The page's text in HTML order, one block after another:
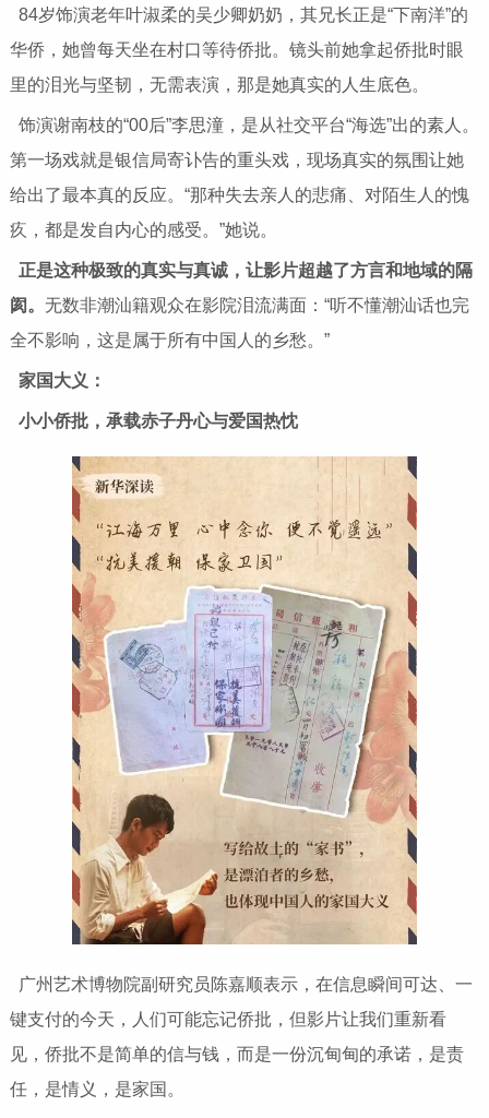
84岁饰演老年叶淑柔的吴少卿奶奶，其兄长正是“下南洋”的
华侨，她曾每天坐在村口等待侨批。镜头前她拿起侨批时眼
里的泪光与坚韧，无需表演，那是她真实的人生底色。
饰演谢南枝的“00后”李思潼，是从社交平台“海选”出的素人。
第一场戏就是银信局寄讣告的重头戏，现场真实的氛围让她
给出了最本真的反应。“那种失去亲人的悲痛、对陌生人的愧
疚，都是发自内心的感受。”她说。
正是这种极致的真实与真诚，让影片超越了方言和地域的隔
阂。 无数非潮汕籍观众在影院泪流满面：“听不懂潮汕话也完
全不影响，这是属于所有中国人的乡愁。”
家国大义：
小小侨批，承载赤子丹心与爱国热忱
广州艺术博物院副研究员陈嘉顺表示，在信息瞬间可达、一
键支付的今天，人们可能忘记侨批，但影片让我们重新看
见，侨批不是简单的信与钱，而是一份沉甸甸的承诺，是责
任，是情义，是家国。